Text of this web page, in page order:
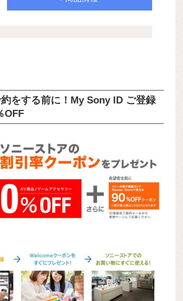
をする前に！My Sony ID ご登録
OFF